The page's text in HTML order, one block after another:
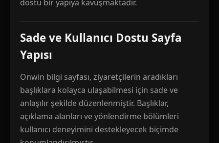
dostu bir yapıya kavuşmaktadır.
Sade ve Kullanıcı Dostu Sayfa
Yapısı
Onwin bilgi sayfası, ziyaretçilerin aradıkları
başlıklara kolayca ulaşabilmesi için sade ve
anlaşılır şekilde düzenlenmiştir. Başlıklar,
açıklama alanları ve yönlendirme bölümleri
kullanıcı deneyimini destekleyecek biçimde